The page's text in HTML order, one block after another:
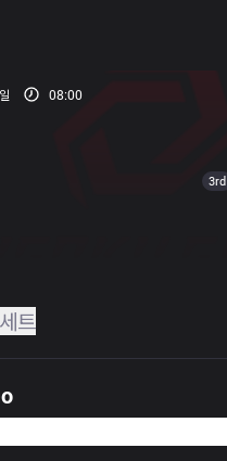
08:00
3rd
트